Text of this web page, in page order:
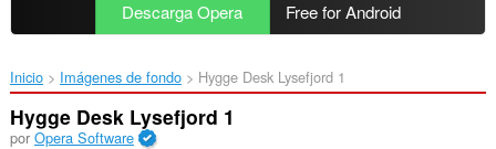
Descarga Opera Free for Android
Inicio Imágenes de fondo Hygge Desk Lysefjord 1‎
Hygge Desk Lysefjord 1
por Opera Software